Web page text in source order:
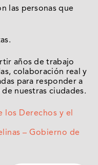
las personas que
años de trabajo
colaboración real y
para responder a
nuestras ciudades.
los Derechos y el
– Gobierno de